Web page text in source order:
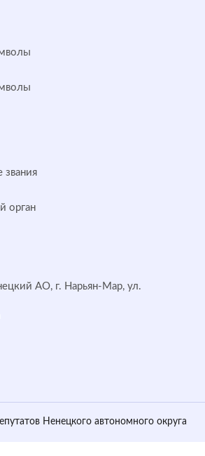
звания
орган
АО, г. Нарьян-Мар, ул.
Ненецкого автономного округа